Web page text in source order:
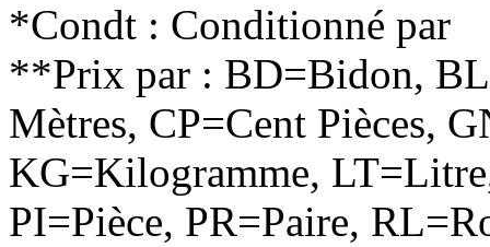
*Condt : Conditionné par
**Prix par : BD=Bidon,
Mètres, CP=Cent Pièces,
KG=Kilogramme,
PI=Pièce, PR=Paire,